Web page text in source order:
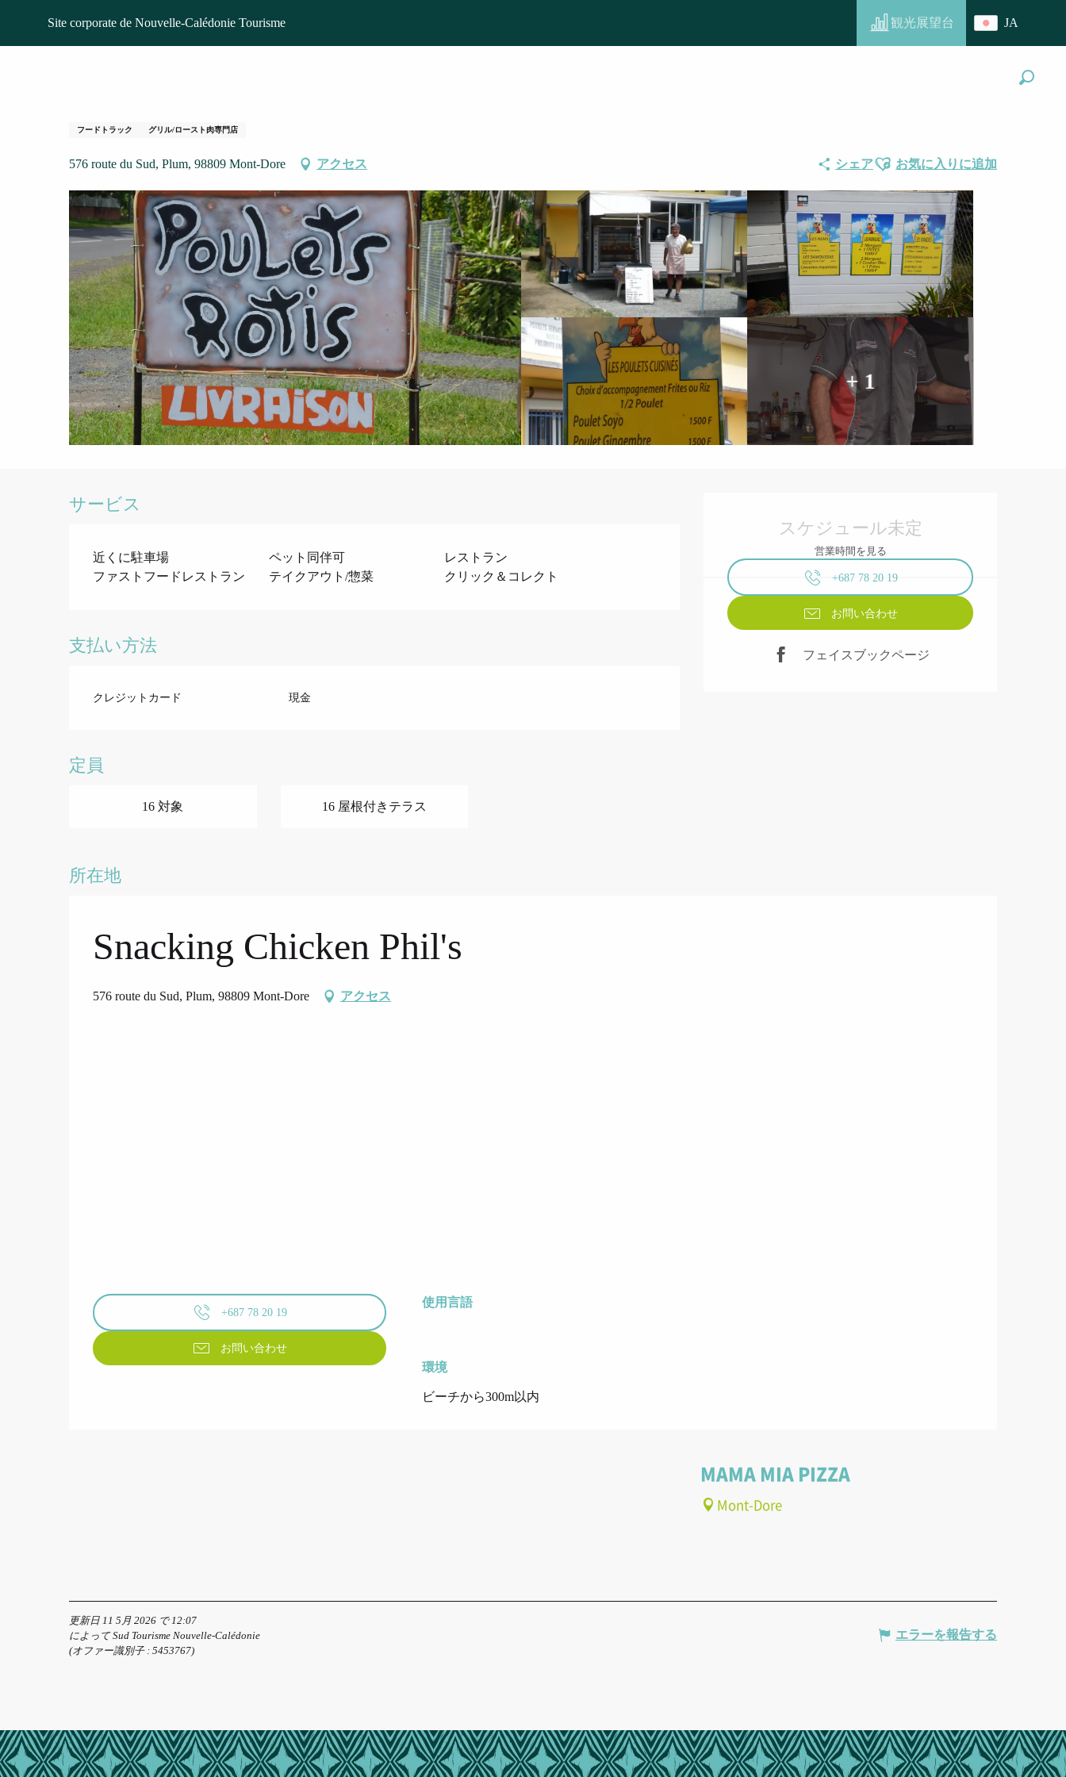
contenu
Site corporate de Nouvelle-Calédonie Tourisme 観光展望台 JA
ホームページ Snacking Chicken Phil's
フードトラック グリル/ロースト肉専門店
576 route du Sud, Plum, 98809 Mont-Dore アクセス シェアAjouter aux favoris
お気に入りに追加
+ 1
営業時間と連絡先
スケジュール未定
営業時間を見る
+687 78 20 19
お問い合わせ
フェイスブックページ
サービス
近くに駐車場 ペット同伴可
レストラン
ファストフードレストラン
テイクアウト/惣菜 クリック＆コレクト
支払い方法
クレジットカード 現金
定員
16 対象 16 屋根付きテラス
所在地
Snacking Chicken Phil's
576 route du Sud, Plum, 98809 Mont-Dore アクセス
+687 78 20 19
お問い合わせ
使用言語
使用言語
環境
環境
ビーチから300m以内
MAMA MIA PIZZA
Mont-Dore
更新日 11 5月 2026 で 12:07
によって Sud Tourisme Nouvelle-Calédonie
(オファー識別子 : 5453767)
エラーを報告する